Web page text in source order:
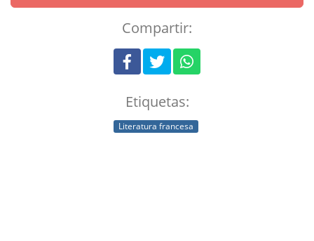
Compartir:
Etiquetas:
Literatura francesa